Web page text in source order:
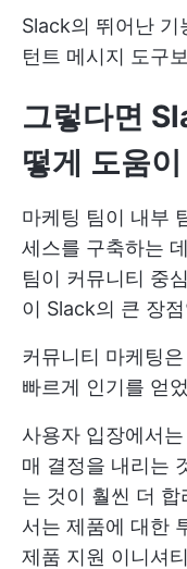
Slack의 뛰어난 기
턴트 메시지 도구
그렇다면
떻게 도움
마케팅 팀이 내부
세스를 구축하는
팀이 커뮤니티 중
이 Slack의 큰 장
커뮤니티 마케팅
빠르게 인기를 얻
사용자 입장에서
매 결정을 내리는
는 것이 훨씬 더
서는 제품에 대한
제품 지원 이니셔